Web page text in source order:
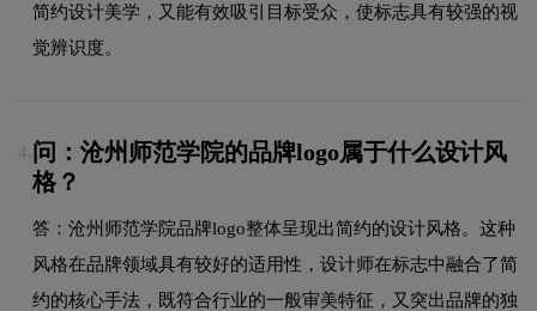
简约设计美学，又能有效吸引目标受众，使标志具有较强的视
觉辨识度。
4. 问：沧州师范学院的品牌logo属于什么设计风
格？
答：沧州师范学院品牌logo整体呈现出简约的设计风格。这种
风格在品牌领域具有较好的适用性，设计师在标志中融合了简
约的核心手法，既符合行业的一般审美特征，又突出品牌的独